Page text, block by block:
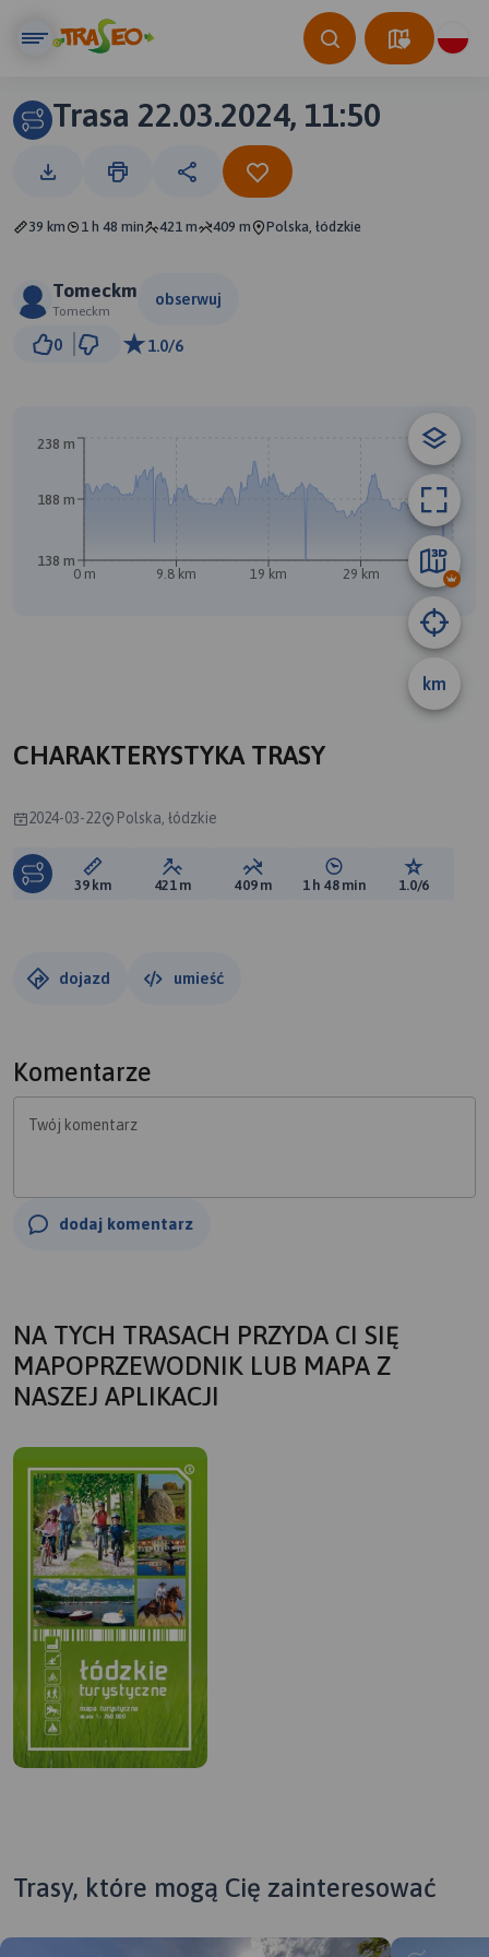
Trasa 22.03.2024, 11:50
39 km 1 h 48 min 421 m 409 m Polska, łódzkie
Tomeckm
Tomeckm
obserwuj
0 1.0/6
B
A
km
0 m 9.8 km 19 km 29 km 39 km
138 m
188 m
238 m
CHARAKTERYSTYKA TRASY
2024-03-22 Polska, łódzkie
Długość trasy:
39 km Suma przewyższeń:
421 m Suma spadków:
409 m Średni czas potrzebny
1 h 48 min Ocena
1.0/6
dojazd umieść
Komentarze
Twój komentarz
dodaj komentarz
NA TYCH TRASACH PRZYDA CI SIĘ
MAPOPRZEWODNIK LUB MAPA Z
NASZEJ APLIKACJI
Trasy, które mogą Cię zainteresować